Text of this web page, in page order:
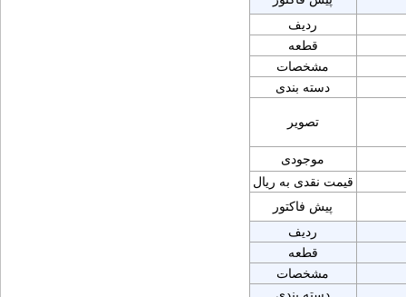
ردیف
قطعه
مشخصات
دسته بندی
تصویر
موجودی
قیمت نقدی به ریال
پیش فاکتور
ردیف
قطعه
مشخصات